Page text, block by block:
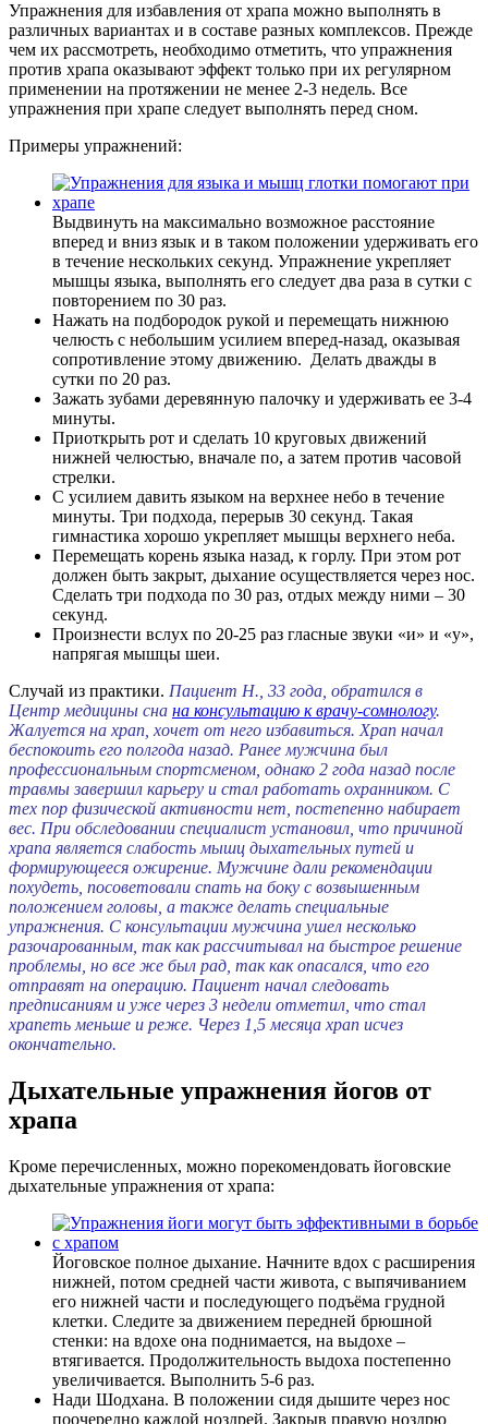
Упражнения для избавления от храпа можно выполнять в
различных вариантах и в составе разных комплексов. Прежде
чем их рассмотреть, необходимо отметить, что упражнения
против храпа оказывают эффект только при их регулярном
применении на протяжении не менее 2-3 недель. Все
упражнения при храпе следует выполнять перед сном.
Примеры упражнений:
Выдвинуть на максимально возможное расстояние
вперед и вниз язык и в таком положении удерживать его
в течение нескольких секунд. Упражнение укрепляет
мышцы языка, выполнять его следует два раза в сутки с
повторением по 30 раз.
Нажать на подбородок рукой и перемещать нижнюю
челюсть с небольшим усилием вперед-назад, оказывая
сопротивление этому движению. Делать дважды в
сутки по 20 раз.
Зажать зубами деревянную палочку и удерживать ее 3-4
минуты.
Приоткрыть рот и сделать 10 круговых движений
нижней челюстью, вначале по, а затем против часовой
стрелки.
С усилием давить языком на верхнее небо в течение
минуты. Три подхода, перерыв 30 секунд. Такая
гимнастика хорошо укрепляет мышцы верхнего неба.
Перемещать корень языка назад, к горлу. При этом рот
должен быть закрыт, дыхание осуществляется через нос.
Сделать три подхода по 30 раз, отдых между ними – 30
секунд.
Произнести вслух по 20-25 раз гласные звуки «и» и «у»,
напрягая мышцы шеи.
Случай из практики. Пациент Н., 33 года, обратился в
Центр медицины сна на консультацию к врачу-сомнологу.
Жалуется на храп, хочет от него избавиться. Храп начал
беспокоить его полгода назад. Ранее мужчина был
профессиональным спортсменом, однако 2 года назад после
травмы завершил карьеру и стал работать охранником. С
тех пор физической активности нет, постепенно набирает
вес. При обследовании специалист установил, что причиной
храпа является слабость мышц дыхательных путей и
формирующееся ожирение. Мужчине дали рекомендации
похудеть, посоветовали спать на боку с возвышенным
положением головы, а также делать специальные
упражнения. С консультации мужчина ушел несколько
разочарованным, так как рассчитывал на быстрое решение
проблемы, но все же был рад, так как опасался, что его
отправят на операцию. Пациент начал следовать
предписаниям и уже через 3 недели отметил, что стал
храпеть меньше и реже. Через 1,5 месяца храп исчез
окончательно.
Дыхательные упражнения йогов от
храпа
Кроме перечисленных, можно порекомендовать йоговские
дыхательные упражнения от храпа:
Йоговское полное дыхание. Начните вдох с расширения
нижней, потом средней части живота, с выпячиванием
его нижней части и последующего подъёма грудной
клетки. Следите за движением передней брюшной
стенки: на вдохе она поднимается, на выдохе –
втягивается. Продолжительность выдоха постепенно
увеличивается. Выполнить 5-6 раз.
Нади Шодхана. В положении сидя дышите через нос
поочередно каждой ноздрей. Закрыв правую ноздрю